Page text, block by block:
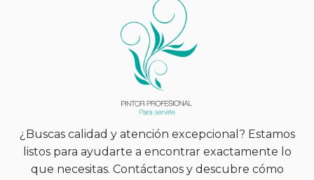
¿Buscas calidad y atención excepcional? Estamos
listos para ayudarte a encontrar exactamente lo
que necesitas. Contáctanos y descubre cómo